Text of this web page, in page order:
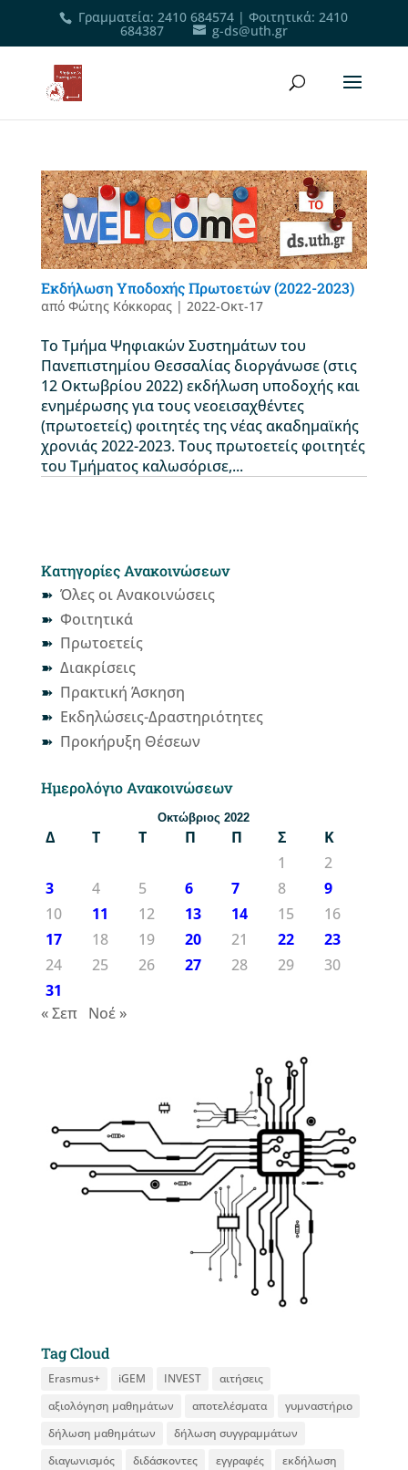
Γραμματεία: 2410 684574 |Φοιτητικά: 2410
684387 g-ds@uth.gr
Εκδήλωση Υποδοχής Πρωτοετών (2022-2023)
από Φώτης Κόκκορας| 2022-Οκτ-17
Το Τμήμα Ψηφιακών Συστημάτων του
Πανεπιστημίου Θεσσαλίας διοργάνωσε (στις
12 Οκτωβρίου 2022) εκδήλωση υποδοχής και
ενημέρωσης για τους νεοεισαχθέντες
(πρωτοετείς) φοιτητές της νέας ακαδημαϊκής
χρονιάς 2022-2023. Τους πρωτοετείς φοιτητές
του Τμήματος καλωσόρισε,...
Κατηγορίες Ανακοινώσεων
Όλες οι Ανακοινώσεις
Φοιτητικά
Πρωτοετείς
Διακρίσεις
Πρακτική Άσκηση
Εκδηλώσεις-Δραστηριότητες
Προκήρυξη Θέσεων
Ημερολόγιο Ανακοινώσεων
Οκτώβριος 2022
Δ Τ Τ Π Π Σ
Κ
1
2
3
4 5 6 7 8
9
10
11 12 13 14 15
16
17
18 19 20 21 22
23
24
25 26 27 28 29
30
31
« Σεπ
Νοέ »
Tag Cloud
Erasmus+ iGEM INVEST
αιτήσεις
αξιολόγηση μαθημάτων
αποτελέσματα
γυμναστήριο
δήλωση μαθημάτων
δήλωση συγγραμμάτων
διαγωνισμός
διδάσκοντες εγγραφές
εκδήλωση